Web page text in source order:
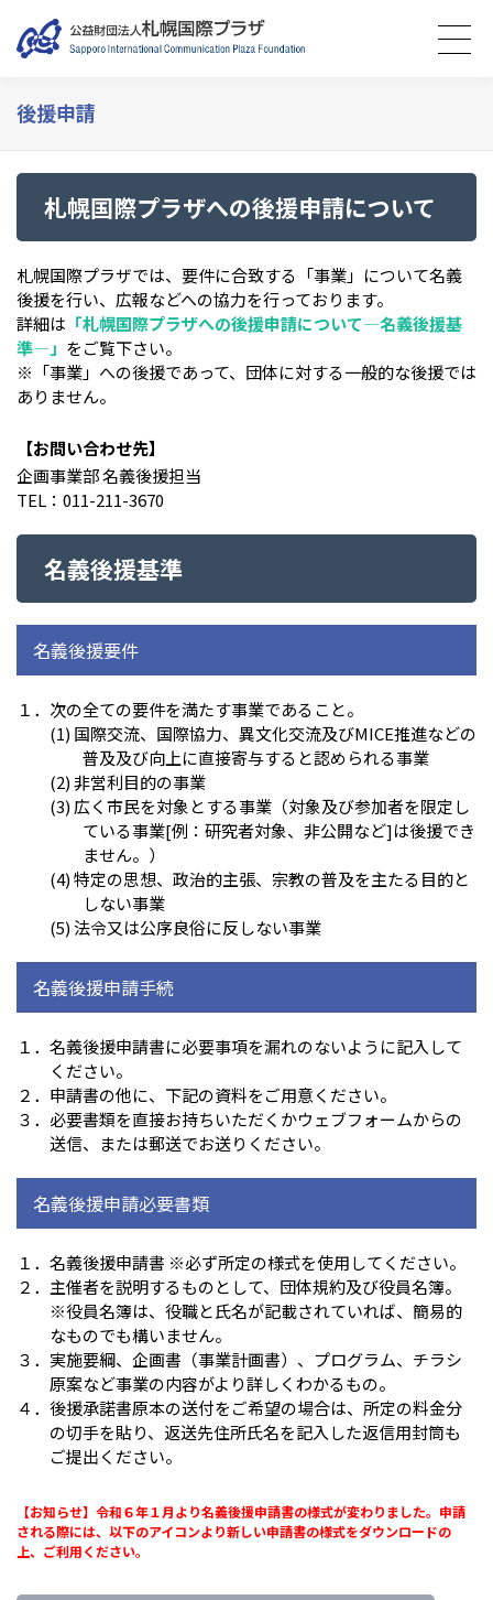
後援申請
札幌国際プラザへの後援申請について
札幌国際プラザでは、要件に合致する「事業」について名義
後援を行い、広報などへの協力を行っております。
詳細は 「札幌国際プラザへの後援申請について―名義後援基
準―」 をご覧下さい。
※「事業」への後援であって、団体に対する一般的な後援では
ありません。
【お問い合わせ先】
企画事業部 名義後援担当
TEL：011-211-3670
名義後援基準
名義後援要件
１．次の全ての要件を満たす事業であること。
(1) 国際交流、国際協力、異文化交流及びMICE推進などの
普及及び向上に直接寄与すると認められる事業
(2) 非営利目的の事業
(3) 広く市民を対象とする事業（対象及び参加者を限定し
ている事業[例：研究者対象、非公開など]は後援でき
ません。）
(4) 特定の思想、政治的主張、宗教の普及を主たる目的と
しない事業
(5) 法令又は公序良俗に反しない事業
名義後援申請手続
１．名義後援申請書に必要事項を漏れのないように記入して
ください。
２．申請書の他に、下記の資料をご用意ください。
３．必要書類を直接お持ちいただくかウェブフォームからの
送信、または郵送でお送りください。
名義後援申請必要書類
１．名義後援申請書 ※必ず所定の様式を使用してください。
２．主催者を説明するものとして、団体規約及び役員名簿。
※役員名簿は、役職と氏名が記載されていれば、簡易的
なものでも構いません。
３．実施要綱、企画書（事業計画書）、プログラム、チラシ
原案など事業の内容がより詳しくわかるもの。
４．後援承諾書原本の送付をご希望の場合は、所定の料金分
の切手を貼り、返送先住所氏名を記入した返信用封筒も
ご提出ください。
【お知らせ】令和６年１月より名義後援申請書の様式が変わりました。申請
される際には、以下のアイコンより新しい申請書の様式をダウンロードの
上、ご利用ください。